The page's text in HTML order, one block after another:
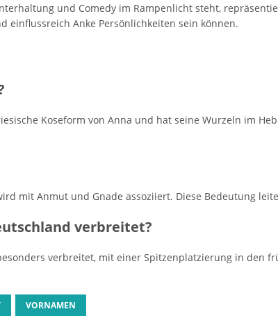
und Comedy im Rampenlicht steht,
einflussreich Anke Persönlichkeiten sein können.
Koseform von Anna und hat seine Wurzeln im
mit Anmut und Gnade assoziiert. Diese Bedeutung
verbreitet?
verbreitet, mit einer Spitzenplatzierung in den
VORNAMEN